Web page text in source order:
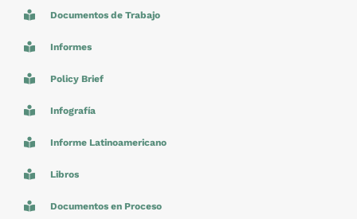
Documentos de Trabajo
Informes
Policy Brief
Infografía
Informe Latinoamericano
Libros
Documentos en Proceso